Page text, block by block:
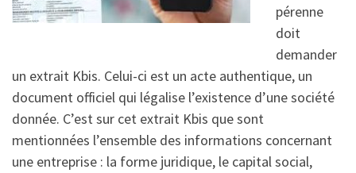
pérenne
doit
demander
un extrait Kbis. Celui-ci est un acte authentique, un
document officiel qui légalise l’existence d’une société
donnée. C’est sur cet extrait Kbis que sont
mentionnées l’ensemble des informations concernant
une entreprise : la forme juridique, le capital social,